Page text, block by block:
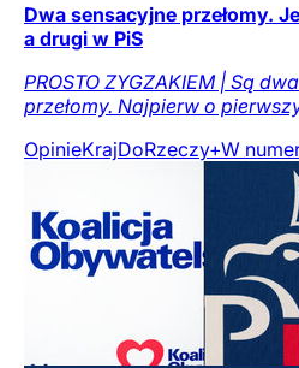
Dwa sensacyjne przełomy.
a drugi w PiS
PROSTO ZYGZAKIEM | Są
przełomy. Najpierw o
OpinieKrajDoRzeczy+W